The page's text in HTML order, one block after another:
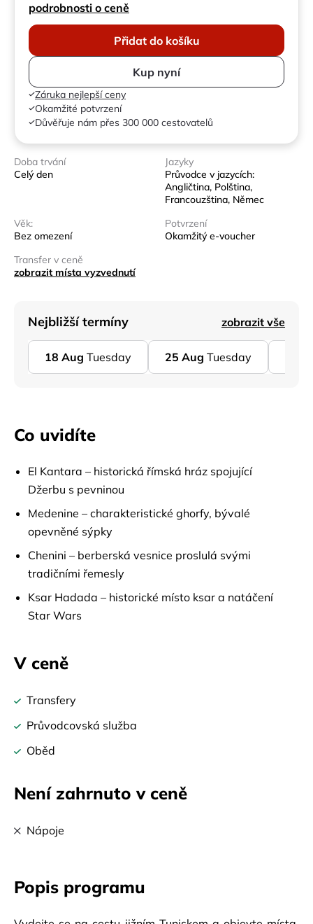
podrobnosti o ceně
Přidat do košíku
Kup nyní
Záruka nejlepší ceny
Okamžité potvrzení
Důvěřuje nám přes 300 000 cestovatelů
Doba trvání
Celý den
Jazyky
Průvodce v jazycích:
Angličtina, Polština,
Francouzština, Němec
Věk:
Bez omezení
Potvrzení
Okamžitý e-voucher
Transfer v ceně
zobrazit místa vyzvednutí
Nejbližší termíny zobrazit vše
18 Aug Tuesday 25 Aug Tuesday
Co uvidíte
El Kantara – historická římská hráz spojující
Džerbu s pevninou
Medenine – charakteristické ghorfy, bývalé
opevněné sýpky
Chenini – berberská vesnice proslulá svými
tradičními řemesly
Ksar Hadada – historické místo ksar a natáčení
Star Wars
V ceně
Transfery
Průvodcovská služba
Oběd
Není zahrnuto v ceně
Nápoje
Popis programu